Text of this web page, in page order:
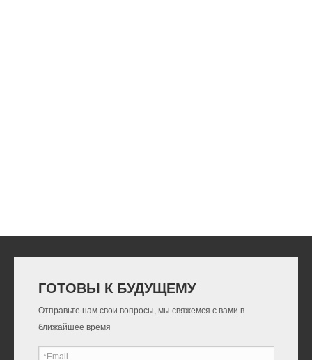
ГОТОВЫ К БУДУЩЕМУ
Отправьте нам свои вопросы, мы свяжемся с вами в
ближайшее время